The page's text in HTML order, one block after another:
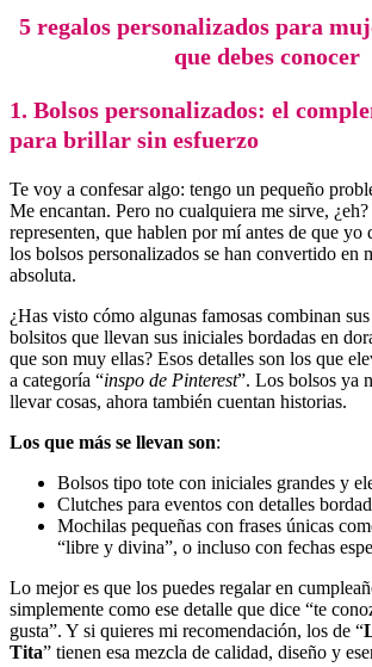
5 regalos personalizados para
que debes conocer
1. Bolsos personalizados: el
para brillar sin esfuerzo
Te voy a confesar algo: tengo un pequeño
Me encantan. Pero no cualquiera me sirve,
representen, que hablen por mí antes de que yo
los bolsos personalizados se han convertido en
absoluta.
¿Has visto cómo algunas famosas combinan
bolsitos que llevan sus iniciales bordadas en
que son muy ellas? Esos detalles son los que
a categoría “inspo de Pinterest”. Los bolsos ya
llevar cosas, ahora también cuentan historias.
Los que más se llevan son:
Bolsos tipo tote con iniciales grandes y
Clutches para eventos con detalles
Mochilas pequeñas con frases únicas
“libre y divina”, o incluso con fechas
Lo mejor es que los puedes regalar en
simplemente como ese detalle que dice “te
gusta”. Y si quieres mi recomendación, los de “
Tita” tienen esa mezcla de calidad, diseño y